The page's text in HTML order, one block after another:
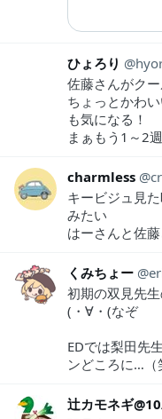
ひょろり
佐藤さんがク
ちょっとかわ
も気になる！
まぁもう1～2
charmless
キービジュ見
みたい
はーさんと佐
くみちょー
初期の双見先
(・∀・(なぞ
EDでは梨田先
ンどころに…（